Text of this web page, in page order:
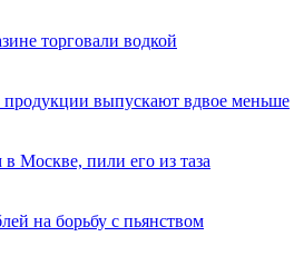
торговали водкой
продукции выпускают вдвое меньше
Москве, пили его из таза
на борьбу с пьянством